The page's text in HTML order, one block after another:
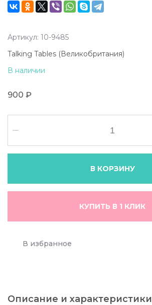
Артикул: 10-9485
Talking Tables (Великобритания)
В наличии
900 ₽
В КОРЗИНУ
КУПИТЬ В 1 КЛИК
В избранное
Описание и характеристики